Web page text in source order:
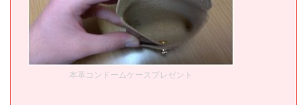
本革コンドームケースプレゼント